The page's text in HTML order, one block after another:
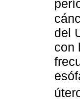
del
con